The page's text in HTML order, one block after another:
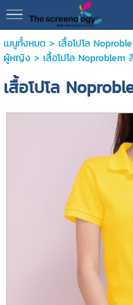
เมนูทั้งหมด> เสื้อโปโล
ผู้หญิง> เสื้อโปโล Noproblem
เสื้อโปโล